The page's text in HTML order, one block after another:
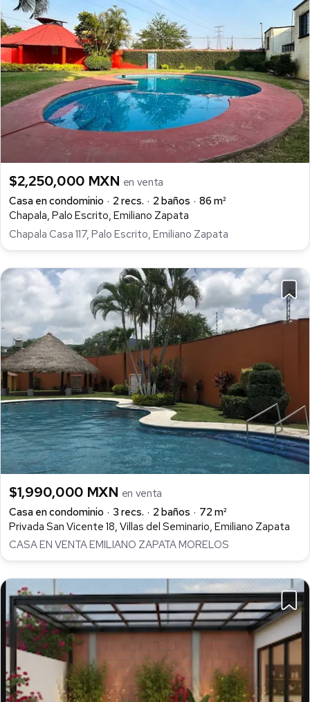
$2,250,000 MXN en venta
Casa en condominio
2 recs. 2 baños
86 m²
Chapala, Palo Escrito, Emiliano Zapata
Chapala Casa 117, Palo Escrito, Emiliano Zapata
$1,990,000 MXN en venta
Casa en condominio
3 recs. 2 baños
72 m²
Privada San Vicente 18, Villas del Seminario, Emiliano Zapata
CASA EN VENTA EMILIANO ZAPATA MORELOS